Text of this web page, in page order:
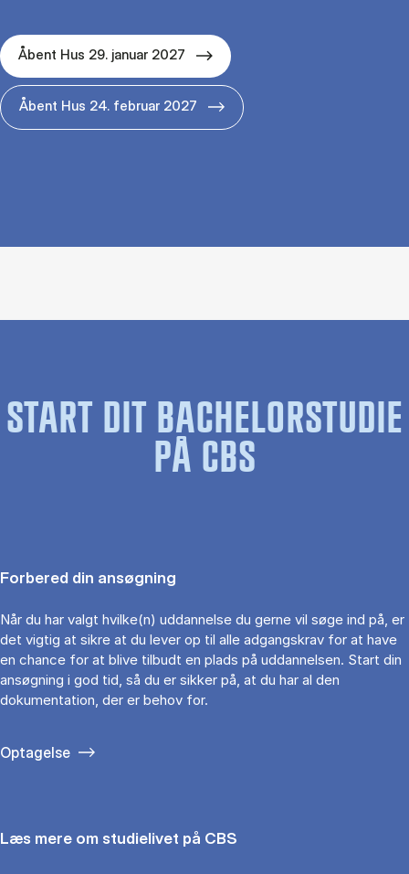
Åbent Hus 29. januar 2027
Åbent Hus 24. februar 2027
START DIT BACHELORSTUDIE
PÅ CBS
Forbered din ansøgning
Når du har valgt hvilke(n) uddannelse du gerne vil søge ind på, er
det vigtig at sikre at du lever op til alle adgangskrav for at have
en chance for at blive tilbudt en plads på uddannelsen. Start din
ansøgning i god tid, så du er sikker på, at du har al den
dokumentation, der er behov for.
Optagelse
Læs mere om studielivet på CBS